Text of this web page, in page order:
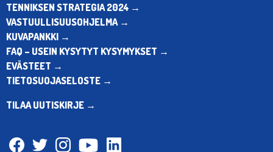
TENNIKSEN STRATEGIA 2024 →
VASTUULLISUUSOHJELMA →
KUVAPANKKI →
FAQ – USEIN KYSYTYT KYSYMYKSET →
EVÄSTEET →
TIETOSUOJASELOSTE →
TILAA UUTISKIRJE →